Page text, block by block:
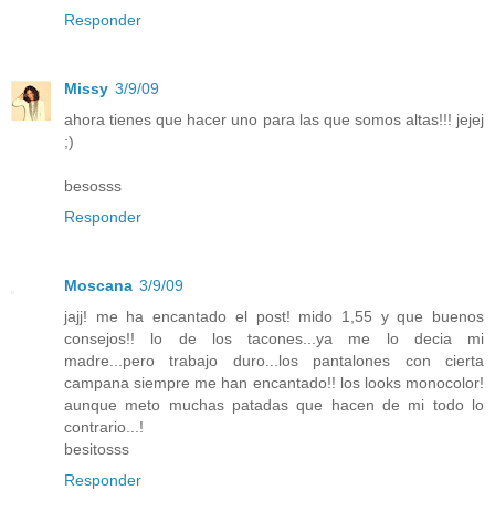
Responder
Missy 3/9/09
ahora tienes que hacer uno para las que somos altas!!! jejej
;)
besosss
Responder
Moscana 3/9/09
jajj! me ha encantado el post! mido 1,55 y que buenos
consejos!! lo de los tacones...ya me lo decia mi
madre...pero trabajo duro...los pantalones con cierta
campana siempre me han encantado!! los looks monocolor!
aunque meto muchas patadas que hacen de mi todo lo
contrario...!
besitosss
Responder